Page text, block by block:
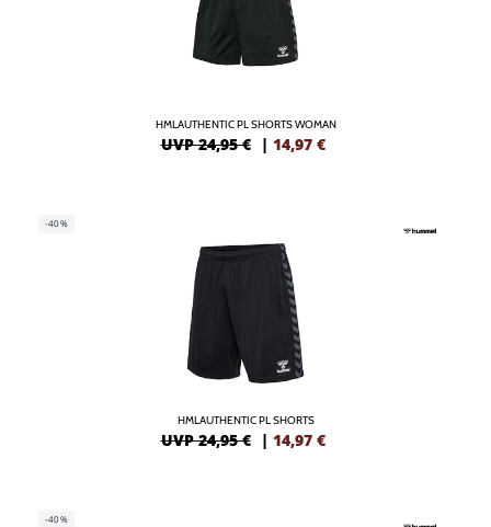
HMLAUTHENTIC PL SHORTS WOMAN
UVP 24,95 € | 14,97 €
-40%
HMLAUTHENTIC PL SHORTS
UVP 24,95 € | 14,97 €
-40%